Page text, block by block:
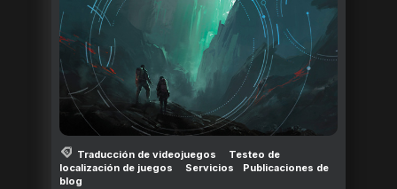
Traducción de videojuegos
Testeo de
localización de juegos
Servicios
Publicaciones de
blog